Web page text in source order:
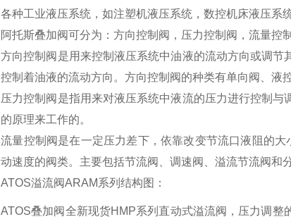
各种工业液压系统，如注塑机液压系统，数控机床液压系
阿托斯叠加阀可分为：方向控制阀，压力控制阀，流量控
方向控制阀是用来控制液压系统中油液的流动方向或调
控制着油液的流动方向。方向控制阀的种类有单向阀、液
压力控制阀是指用来对液压系统中液流的压力进行控制
的原理来工作的。
流量控制阀是在一定压力差下，依靠改变节流口液阻的
动速度的阀类。主要包括节流阀、调速阀、溢流节流阀和
ATOS溢流阀ARAM系列结构图：
ATOS叠加阀全新现货HMP系列直动式溢流阀，压力调